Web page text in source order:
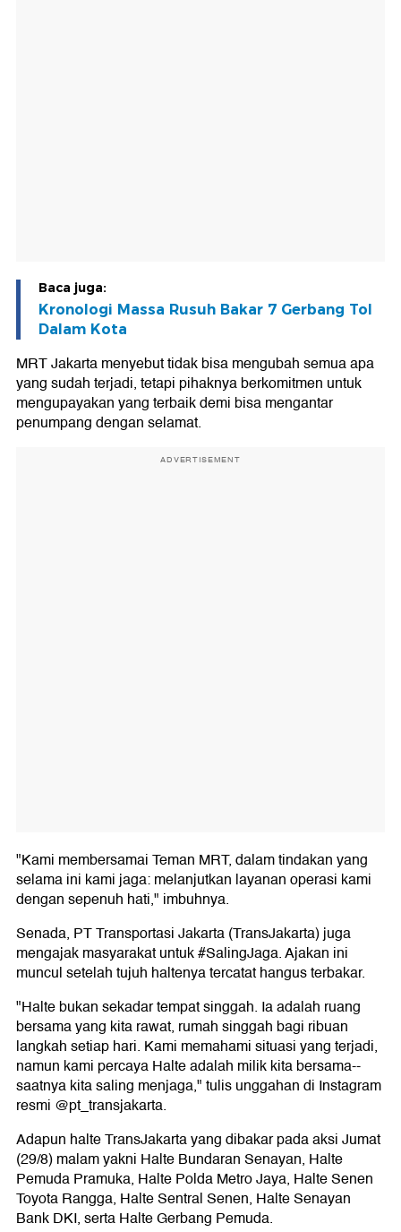
Baca juga:
Kronologi Massa Rusuh Bakar 7 Gerbang Tol
Dalam Kota
MRT Jakarta menyebut tidak bisa mengubah semua apa
yang sudah terjadi, tetapi pihaknya berkomitmen untuk
mengupayakan yang terbaik demi bisa mengantar
penumpang dengan selamat.
ADVERTISEMENT
"Kami membersamai Teman MRT, dalam tindakan yang
selama ini kami jaga: melanjutkan layanan operasi kami
dengan sepenuh hati," imbuhnya.
Senada, PT Transportasi Jakarta (TransJakarta) juga
mengajak masyarakat untuk #SalingJaga. Ajakan ini
muncul setelah tujuh haltenya tercatat hangus terbakar.
"Halte bukan sekadar tempat singgah. Ia adalah ruang
bersama yang kita rawat, rumah singgah bagi ribuan
langkah setiap hari. Kami memahami situasi yang terjadi,
namun kami percaya Halte adalah milik kita bersama--
saatnya kita saling menjaga," tulis unggahan di Instagram
resmi @pt_transjakarta.
Adapun halte TransJakarta yang dibakar pada aksi Jumat
(29/8) malam yakni Halte Bundaran Senayan, Halte
Pemuda Pramuka, Halte Polda Metro Jaya, Halte Senen
Toyota Rangga, Halte Sentral Senen, Halte Senayan
Bank DKI, serta Halte Gerbang Pemuda.